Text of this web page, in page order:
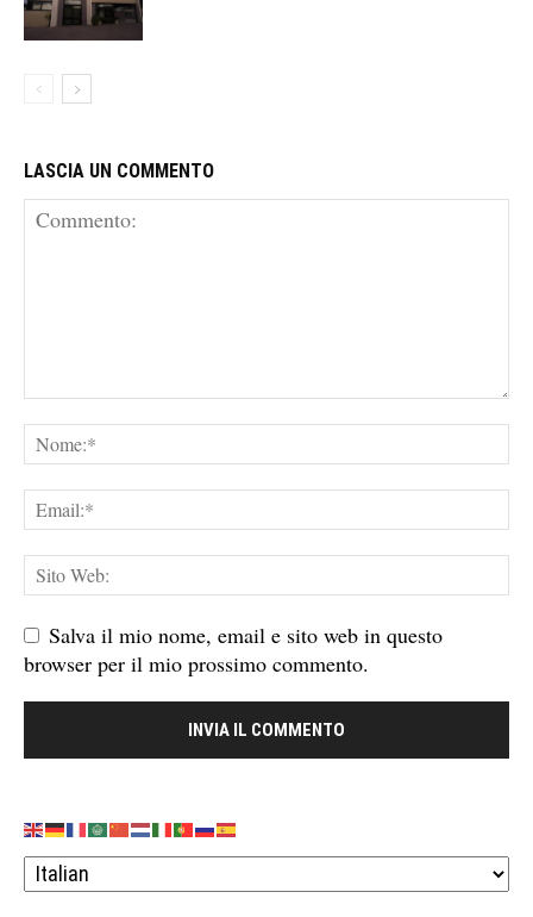
LASCIA UN COMMENTO
Salva il mio nome, email e sito web in questo
browser per il mio prossimo commento.